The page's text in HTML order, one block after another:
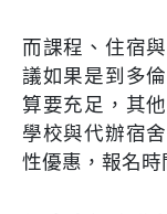
而課程、住宿
議如果是到多
算要充足，其
學校與代辦宿
性優惠，報名時